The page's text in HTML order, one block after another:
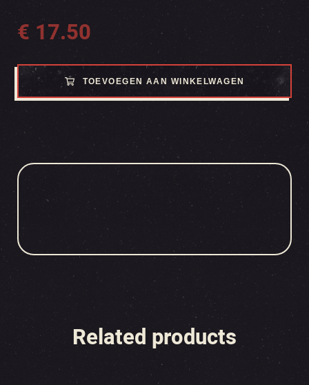
€ 17.50
TOEVOEGEN AAN WINKELWAGEN
Related products